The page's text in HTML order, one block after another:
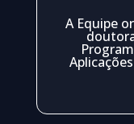
A Equipe